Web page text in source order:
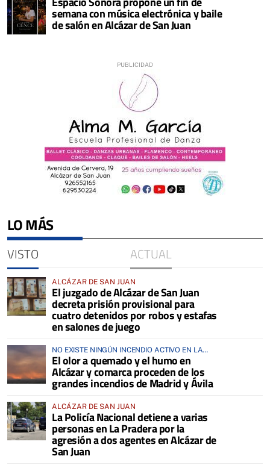
semana con música electrónica y baile
de salón en Alcázar de San Juan
LO MÁS
VISTO ACTUAL
ALCÁZAR DE SAN JUAN
El juzgado de Alcázar de San Juan
decreta prisión provisional para
cuatro detenidos por robos y estafas
en salones de juego
NO EXISTE NINGÚN INCENDIO ACTIVO EN LA
COMARCA
El olor a quemado y el humo en
Alcázar y comarca proceden de los
grandes incendios de Madrid y Ávila
ALCÁZAR DE SAN JUAN
La Policía Nacional detiene a varias
personas en La Pradera por la
agresión a dos agentes en Alcázar de
San Juan